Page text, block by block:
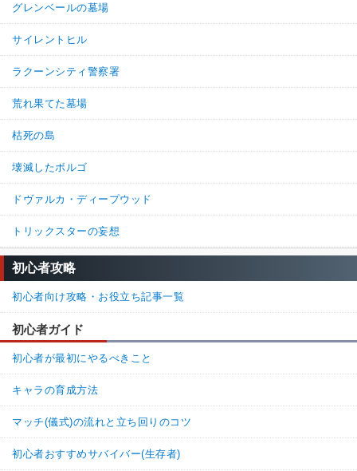
グレンベールの墓場
サイレントヒル
ラクーンシティ警察署
荒れ果てた墓場
枯死の島
壊滅したボルゴ
ドヴァルカ・ディープウッド
トリックスターの妄想
初心者攻略
初心者向け攻略・お役立ち記事一覧
初心者ガイド
初心者が最初にやるべきこと
キャラの育成方法
マッチ(儀式)の流れと立ち回りのコツ
初心者おすすめサバイバー(生存者)